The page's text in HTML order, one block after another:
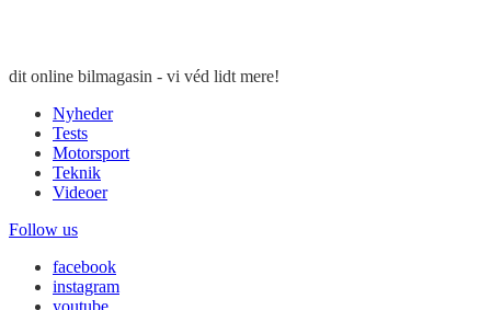
dit online bilmagasin - vi véd lidt mere!
Nyheder
Tests
Motorsport
Teknik
Videoer
Follow us
facebook
instagram
youtube